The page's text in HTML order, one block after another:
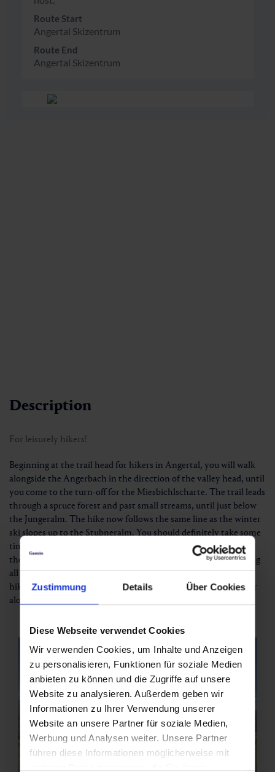
Zustimmung Details Über Cookies
Diese Webseite verwendet Cookies
Wir verwenden Cookies, um Inhalte und Anzeigen
zu personalisieren, Funktionen für soziale Medien
anbieten zu können und die Zugriffe auf unsere
Website zu analysieren. Außerdem geben wir
Informationen zu Ihrer Verwendung unserer
Website an unsere Partner für soziale Medien,
Werbung und Analysen weiter. Unsere Partner
führen diese Informationen möglicherweise mit
Route Start
Angertal Skizentrum
Route End
Angertal Skizentrum
Description
For leisurely hikers!
Beginning at the trail head for hikers in Angertal, you will walk
alongside the Angerbach in the direction of the valley head, until
you come to the turn-off for the Miesbichlscharte. The trail leads
through a spruce forest and past small streams, until just below
the Jungeralm. The hike now follows the same line as the winter
ski slopes up to the Stubneralm. You should definitely take some
time to sit down on the bench behind the Stubneralm. From
there, you have phenomenal views of Bad Hofgastein extending
all the way to the Hochkönig Massif in the north. The return
hike down to Angertal takes you either back via the ski slope or
along a forest path.